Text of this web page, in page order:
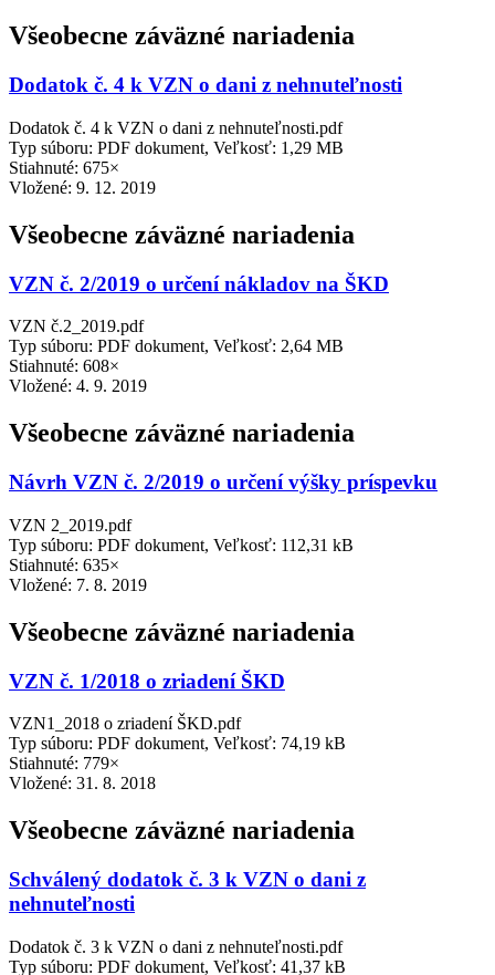
Všeobecne záväzné nariadenia
Dodatok č. 4 k VZN o dani z nehnuteľnosti
Dodatok č. 4 k VZN o dani z nehnuteľnosti.pdf
Typ súboru: PDF dokument, Veľkosť: 1,29 MB
Stiahnuté: 675×
Vložené: 9. 12. 2019
Všeobecne záväzné nariadenia
VZN č. 2/2019 o určení nákladov na ŠKD
VZN č.2_2019.pdf
Typ súboru: PDF dokument, Veľkosť: 2,64 MB
Stiahnuté: 608×
Vložené: 4. 9. 2019
Všeobecne záväzné nariadenia
Návrh VZN č. 2/2019 o určení výšky príspevku
VZN 2_2019.pdf
Typ súboru: PDF dokument, Veľkosť: 112,31 kB
Stiahnuté: 635×
Vložené: 7. 8. 2019
Všeobecne záväzné nariadenia
VZN č. 1/2018 o zriadení ŠKD
VZN1_2018 o zriadení ŠKD.pdf
Typ súboru: PDF dokument, Veľkosť: 74,19 kB
Stiahnuté: 779×
Vložené: 31. 8. 2018
Všeobecne záväzné nariadenia
Schválený dodatok č. 3 k VZN o dani z
nehnuteľnosti
Dodatok č. 3 k VZN o dani z nehnuteľnosti.pdf
Typ súboru: PDF dokument, Veľkosť: 41,37 kB